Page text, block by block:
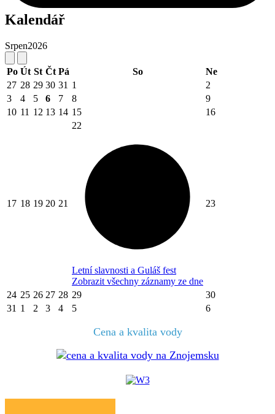
Kalendář
Srpen2026
Po Út St Čt Pá So
Ne
27 28 29 30 31 1
2
3
4 5 6 7 8
9
10 11 12 13 14 15 16
17 18 19 20 21
22
Letní slavnosti a Guláš fest
Zobrazit všechny záznamy ze dne
23
24 25 26 27 28 29
30
31 1 2 3 4 5 6
Cena a kvalita vody